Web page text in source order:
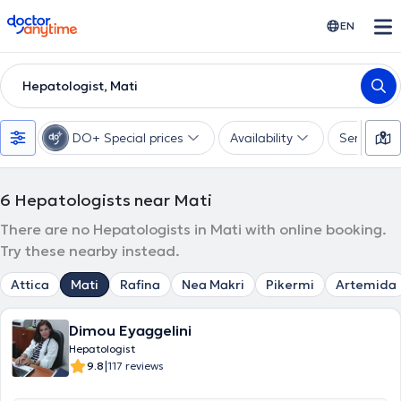
doctoranytime EN
Hepatologist, Mati
DO+ Special prices Availability Services
6 Hepatologists near Mati
There are no Hepatologists in Mati with online booking.
Try these nearby instead.
Attica Mati Rafina Nea Makri Pikermi Artemida
Dimou Eyaggelini
Hepatologist
9.8|117 reviews